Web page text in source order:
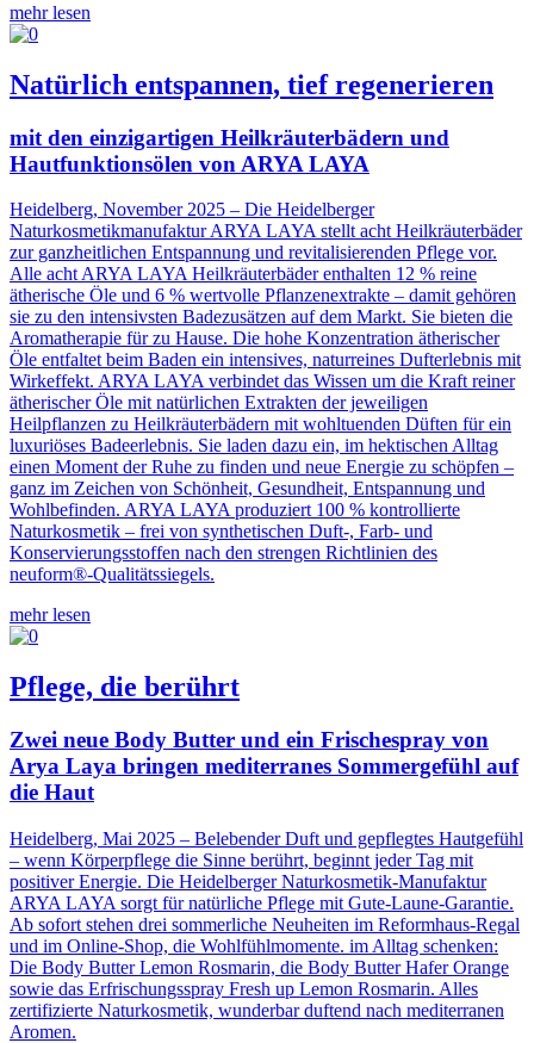
mehr lesen
Natürlich entspannen, tief regenerieren
mit den einzigartigen Heilkräuterbädern und
Hautfunktionsölen von ARYA LAYA
Heidelberg, November 2025 – Die Heidelberger
Naturkosmetikmanufaktur ARYA LAYA stellt acht Heilkräuterbäder
zur ganzheitlichen Entspannung und revitalisierenden Pflege vor.
Alle acht ARYA LAYA Heilkräuterbäder enthalten 12 % reine
ätherische Öle und 6 % wertvolle Pflanzenextrakte – damit gehören
sie zu den intensivsten Badezusätzen auf dem Markt. Sie bieten die
Aromatherapie für zu Hause. Die hohe Konzentration ätherischer
Öle entfaltet beim Baden ein intensives, naturreines Dufterlebnis mit
Wirkeffekt. ARYA LAYA verbindet das Wissen um die Kraft reiner
ätherischer Öle mit natürlichen Extrakten der jeweiligen
Heilpflanzen zu Heilkräuterbädern mit wohltuenden Düften für ein
luxuriöses Badeerlebnis. Sie laden dazu ein, im hektischen Alltag
einen Moment der Ruhe zu finden und neue Energie zu schöpfen –
ganz im Zeichen von Schönheit, Gesundheit, Entspannung und
Wohlbefinden. ARYA LAYA produziert 100 % kontrollierte
Naturkosmetik – frei von synthetischen Duft-, Farb- und
Konservierungsstoffen nach den strengen Richtlinien des
neuform®-Qualitätssiegels.
mehr lesen
Pflege, die berührt
Zwei neue Body Butter und ein Frischespray von
Arya Laya bringen mediterranes Sommergefühl auf
die Haut
Heidelberg, Mai 2025 – Belebender Duft und gepflegtes Hautgefühl
– wenn Körperpflege die Sinne berührt, beginnt jeder Tag mit
positiver Energie. Die Heidelberger Naturkosmetik-Manufaktur
ARYA LAYA sorgt für natürliche Pflege mit Gute-Laune-Garantie.
Ab sofort stehen drei sommerliche Neuheiten im Reformhaus-Regal
und im Online-Shop, die Wohlfühlmomente. im Alltag schenken:
Die Body Butter Lemon Rosmarin, die Body Butter Hafer Orange
sowie das Erfrischungsspray Fresh up Lemon Rosmarin. Alles
zertifizierte Naturkosmetik, wunderbar duftend nach mediterranen
Aromen.